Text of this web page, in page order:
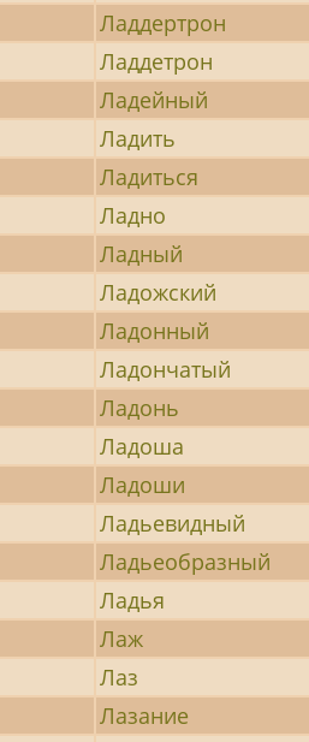
Ладдертрон
Ладдетрон
Ладейный
Ладить
Ладиться
Ладно
Ладный
Ладожский
Ладонный
Ладончатый
Ладонь
Ладоша
Ладоши
Ладьевидный
Ладьеобразный
Ладья
Лаж
Лаз
Лазание